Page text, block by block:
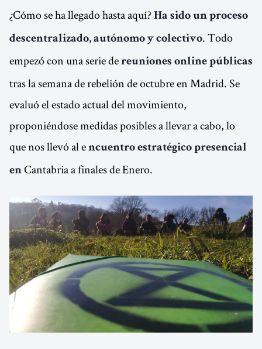
¿Cómo se ha llegado hasta aquí? Ha sido un proceso
descentralizado, autónomo y colectivo. Todo
empezó con una serie de reuniones online públicas
tras la semana de rebelión de octubre en Madrid. Se
evaluó el estado actual del movimiento,
proponiéndose medidas posibles a llevar a cabo, lo
que nos llevó al e ncuentro estratégico presencial
en Cantabria a finales de Enero.